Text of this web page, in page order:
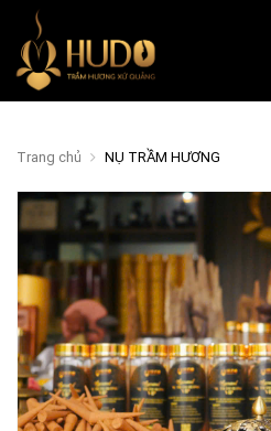
Trang chủ NỤ TRẦM HƯƠNG